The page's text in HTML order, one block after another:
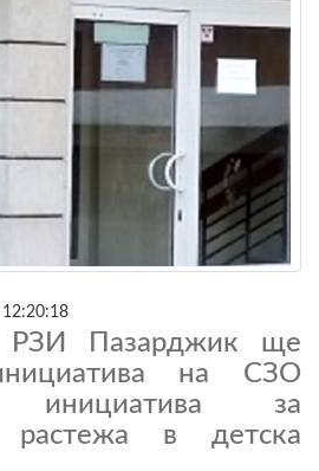
РЗИ Пазарджик ще
на СЗО
инициатива за
растежа в детска